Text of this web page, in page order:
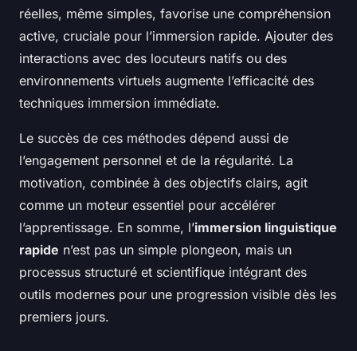
réelles, même simples, favorise une compréhension
active, cruciale pour l’immersion rapide. Ajouter des
interactions avec des locuteurs natifs ou des
environnements virtuels augmente l’efficacité des
techniques immersion immédiate.
Le succès de ces méthodes dépend aussi de
l’engagement personnel et de la régularité. La
motivation, combinée à des objectifs clairs, agit
comme un moteur essentiel pour accélérer
l’apprentissage. En somme, l’immersion linguistique
rapide n’est pas un simple plongeon, mais un
processus structuré et scientifique intégrant des
outils modernes pour une progression visible dès les
premiers jours.